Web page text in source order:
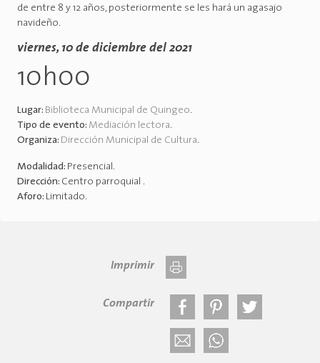
de entre 8 y 12 años, posteriormente se les hará un agasajo
navideño.
viernes, 10 de diciembre del 2021
10h00
Lugar: Biblioteca Municipal de Quingeo.
Tipo de evento: Mediación lectora.
Organiza: Dirección Municipal de Cultura.
Modalidad: Presencial.
Dirección: Centro parroquial .
Aforo: Limitado.
Imprimir
Compartir